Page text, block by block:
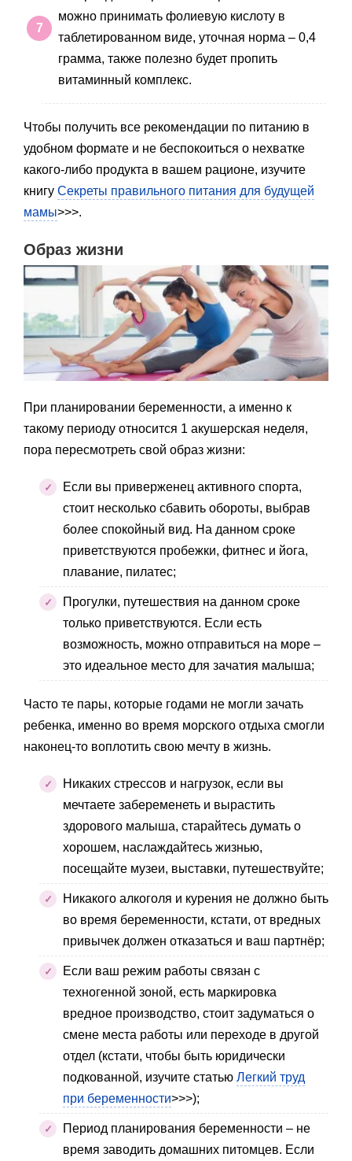
можно принимать фолиевую кислоту в
таблетированном виде, уточная норма – 0,4
грамма, также полезно будет пропить
витаминный комплекс.
Чтобы получить все рекомендации по питанию в
удобном формате и не беспокоиться о нехватке
какого-либо продукта в вашем рационе, изучите
книгу Секреты правильного питания для будущей
мамы>>>.
Образ жизни
При планировании беременности, а именно к
такому периоду относится 1 акушерская неделя,
пора пересмотреть свой образ жизни:
Если вы приверженец активного спорта,
стоит несколько сбавить обороты, выбрав
более спокойный вид. На данном сроке
приветствуются пробежки, фитнес и йога,
плавание, пилатес;
Прогулки, путешествия на данном сроке
только приветствуются. Если есть
возможность, можно отправиться на море –
это идеальное место для зачатия малыша;
Часто те пары, которые годами не могли зачать
ребенка, именно во время морского отдыха смогли
наконец-то воплотить свою мечту в жизнь.
Никаких стрессов и нагрузок, если вы
мечтаете забеременеть и вырастить
здорового малыша, старайтесь думать о
хорошем, наслаждайтесь жизнью,
посещайте музеи, выставки, путешествуйте;
Никакого алкоголя и курения не должно быть
во время беременности, кстати, от вредных
привычек должен отказаться и ваш партнёр;
Если ваш режим работы связан с
техногенной зоной, есть маркировка
вредное производство, стоит задуматься о
смене места работы или переходе в другой
отдел (кстати, чтобы быть юридически
подкованной, изучите статью Легкий труд
при беременности>>>);
Период планирования беременности – не
время заводить домашних питомцев. Если